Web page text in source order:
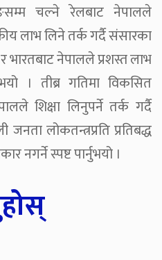
चल्ने रेलबाट नेपालले
लाभ लिने तर्क गर्दै संसारका
र भारतबाट नेपालले प्रशस्त लाभ
। तीब्र गतिमा विकसित
शिक्षा लिनुपर्ने तर्क गर्दै
लोकतन्त्रप्रति प्रतिबद्ध
नगर्ने स्पष्ट पार्नुभयो ।